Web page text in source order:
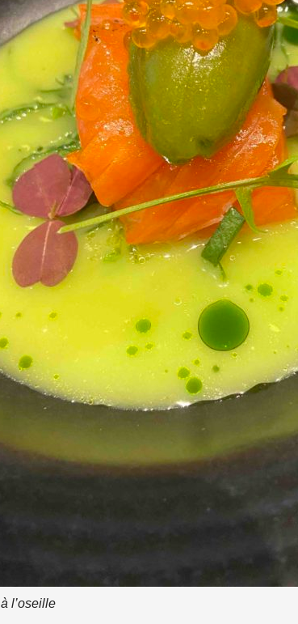
l’oseille